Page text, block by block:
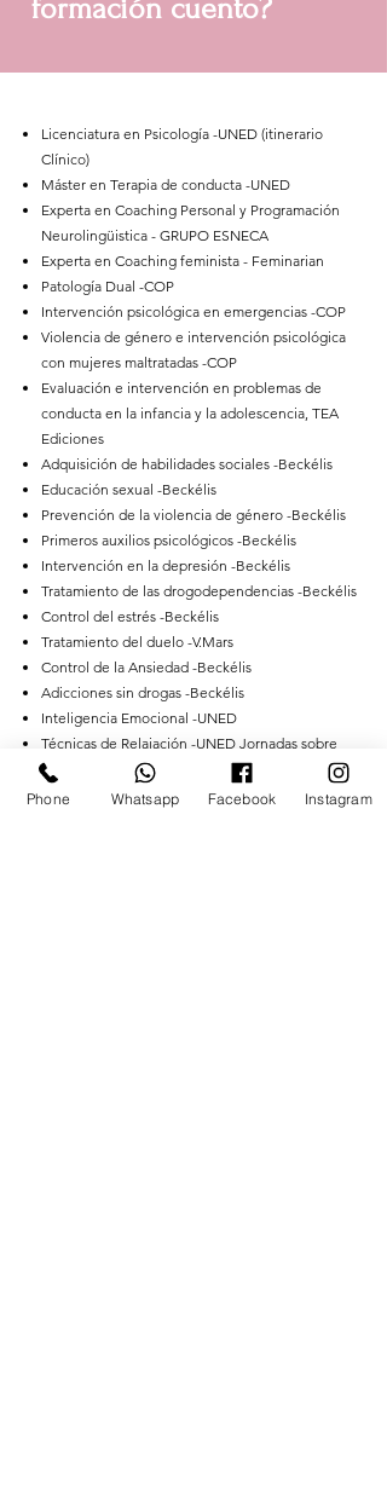
formación cuento?
Licenciatura en Psicología -UNED (itinerario
Clínico)
Máster en Terapia de conducta -UNED
Experta en Coaching Personal y Programación
Neurolingüistica - GRUPO ESNECA
Experta en Coaching feminista - Feminarian
Patología Dual -COP
Intervención psicológica en emergencias -COP
Violencia de género e intervención psicológica
con mujeres maltratadas -COP
Evaluación e intervención en problemas de
conducta en la infancia y la adolescencia, TEA
Ediciones
Adquisición de habilidades sociales -Beckélis
Educación sexual -Beckélis
Prevención de la violencia de género -Beckélis
Primeros auxilios psicológicos -Beckélis
Intervención en la depresión -Beckélis
Tratamiento de las drogodependencias -Beckélis
Control del estrés -Beckélis
Tratamiento del duelo -V.Mars
Control de la Ansiedad -Beckélis
Adicciones sin drogas -Beckélis
Inteligencia Emocional -UNED
Técnicas de Relajación -UNED Jornadas sobre
Patologías Psicológicas -UNED
Phone Whatsapp Facebook Instagram